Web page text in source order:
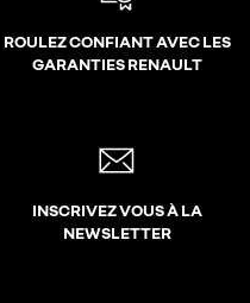
ROULEZ CONFIANT AVEC LES
GARANTIES RENAULT
INSCRIVEZ VOUS À LA
NEWSLETTER